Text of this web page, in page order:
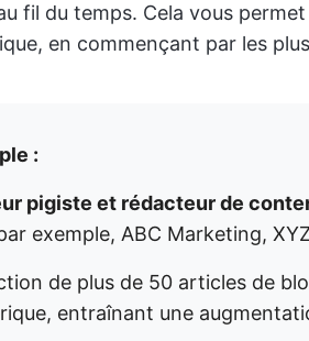
fil du temps. Cela vous
en commençant par les
:
pigiste et rédacteur de
exemple, ABC Marketing,
de plus de 50 articles de
entraînant une